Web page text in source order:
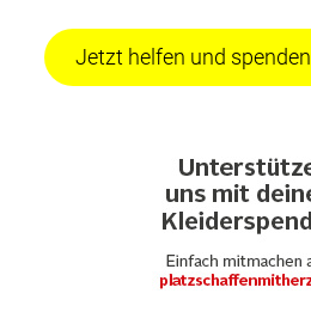
Jetzt helfen und spenden